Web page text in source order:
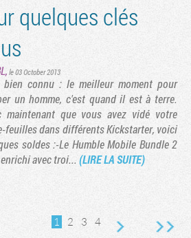
quelques clés
, le 03 October 2013
bien connu : le meilleur moment pour
un homme, c'est quand il est à terre.
maintenant que vous avez vidé votre
feuilles dans différents Kickstarter, voici
soldes :-Le Humble Mobile Bundle 2
avec troi... (LIRE LA SUITE)
1 2 3 4